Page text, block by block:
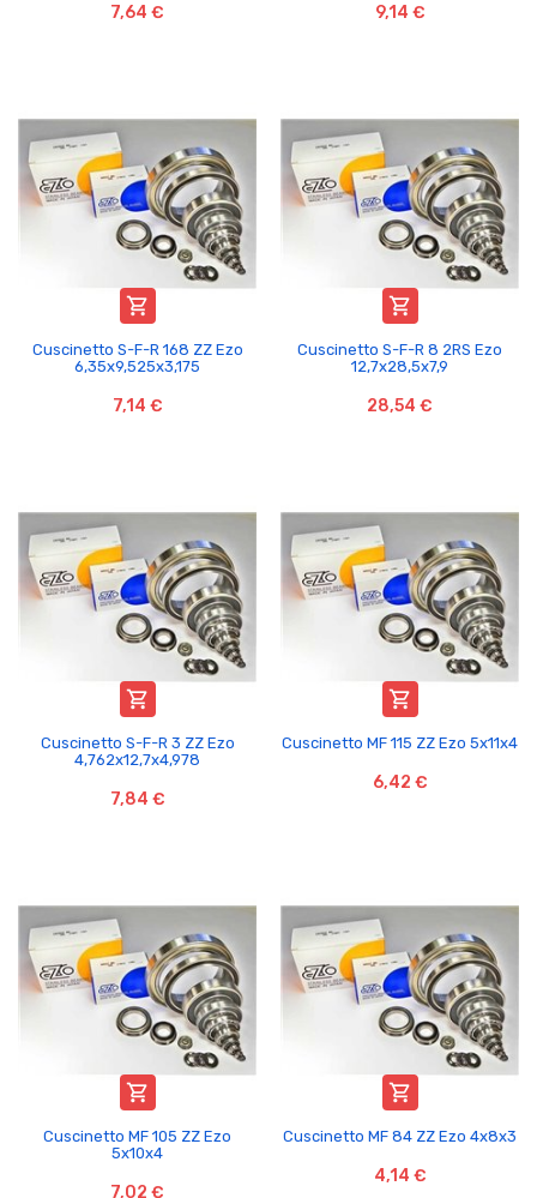
7,64 € 9,14 €

Cuscinetto S-F-R 168 ZZ Ezo
6,35x9,525x3,175
7,14 €

Cuscinetto S-F-R 8 2RS Ezo
12,7x28,5x7,9
28,54 €

Cuscinetto S-F-R 3 ZZ Ezo
4,762x12,7x4,978
7,84 €

Cuscinetto MF 115 ZZ Ezo 5x11x4
6,42 €

Cuscinetto MF 105 ZZ Ezo
5x10x4
7,02 €

Cuscinetto MF 84 ZZ Ezo 4x8x3
4,14 €